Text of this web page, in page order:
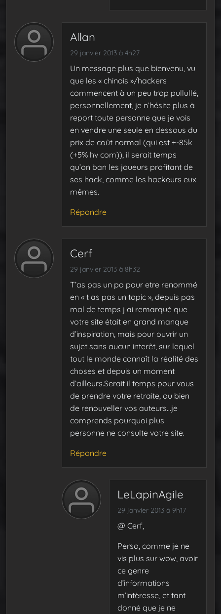
Allan
29 janvier 2013 à 4h27
Un message plus que bienvenu, vu
que les « chinois »/hackers
commencent à un peu trop pullullé,
personnellement, je n’hésite plus à
report toute personne que je vois
en vendre une seule en dessous du
prix de coût normal (qui est +-85k
(+5% hv com)), il serait temps
qu’on ban les joueurs profitant de
ses hack, comme les hackeurs eux
mêmes.
Répondre
Cerf
29 janvier 2013 à 8h32
T’as pas un po pour etre renommé
en « t as pas un topic », depuis pas
mal de temps j ai remarqué que
votre site était en grand manque
d’inspiration, mais pour ouvrir un
sujet sans aucun interêt, sur lequel
tout le monde connaît la réalité des
choses et depuis un moment
d’ailleurs.Serait il temps pour vous
de prendre votre retraite, ou bien
de renouveller vos auteurs…je
comprends pourquoi plus
personne ne consulte votre site.
Répondre
LeLapinAgile
29 janvier 2013 à 9h17
@ Cerf,
Perso, comme je ne
vis plus sur wow, avoir
ce genre
d’informations
m’intèresse, et tant
donné que je ne